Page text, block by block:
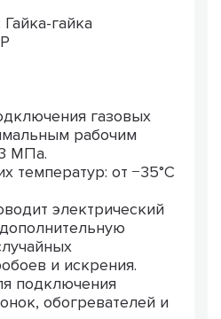
гайка
газовых
рабочим
МПа.
температур: от −35°C
электрический
и искрения.
подключения
обогревателей и